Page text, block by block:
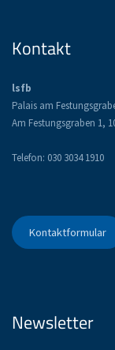
Kontakt
lsfb
Palais am
Am Festungsgraben 1,
Telefon: 030 3034 1910
Kontaktformular
Newsletter